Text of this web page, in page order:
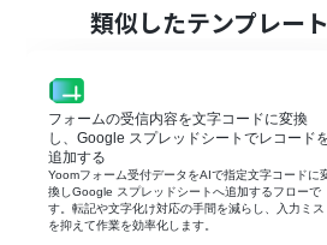
■フローボットの流れ
はじめに、Google Driveと
次に、トリガーでGoogle スプレ
「行が追加されたら」というア
次に、オペレーションで「分岐
に合致した場合のみ後続の処理
次に、オペレーションでGoogle
成する」アクションを設定し、
基にフォルダを作成します
類似したテンプレー
フォームの受信内容を文字コードに変換
し、Google スプレッドシートでレコード
追加する
Yoomフォーム受付データをAIで指定文字コードに
換しGoogle スプレッドシートへ追加するフローで
す。転記や文字化け対応の手間を減らし、入力ミス
を抑えて作業を効率化します。